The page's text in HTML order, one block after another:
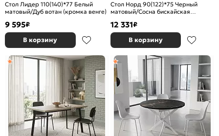
Стол Лидер 110(140)*77 Белый
матовый/Дуб вотан (кромка венге)
9 595₽
В корзину
Стол Норд 90(122)*75 Черный
матовый/Сосна бискайская
12 331₽
В корзину